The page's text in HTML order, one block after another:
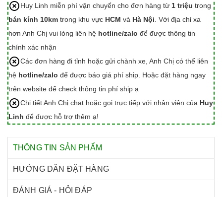
Huy Linh miễn phí vận chuyển cho đơn hàng từ 1 triệu trong
bán kính 10km trong khu vực HCM và Hà Nội . Với địa chỉ xa
hơn Anh Chị vui lòng liên hệ hotline/zalo để được thông tin
chính xác nhận
Các đơn hàng đi tỉnh hoặc gửi chành xe, Anh Chị có thể liên
hệ hotline/zalo để được báo giá phí ship. Hoặc đặt hàng ngay
trên website để check thông tin phí ship ạ
Chi tiết Anh Chị chat hoặc gọi trực tiếp với nhân viên của Huy
Linh để được hỗ trợ thêm ạ!
THÔNG TIN SẢN PHẨM
HƯỚNG DẪN ĐẶT HÀNG
ĐÁNH GIÁ - HỎI ĐÁP